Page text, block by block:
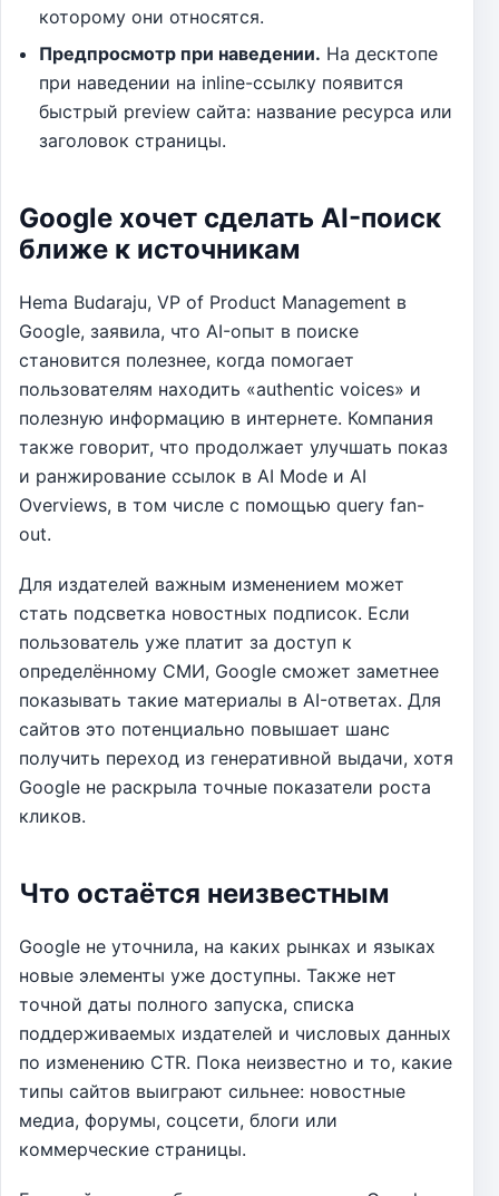
которому они относятся.
Предпросмотр при наведении. На десктопе
при наведении на inline-ссылку появится
быстрый preview сайта: название ресурса или
заголовок страницы.
Google хочет сделать AI-поиск
ближе к источникам
Hema Budaraju, VP of Product Management в
Google, заявила, что AI-опыт в поиске
становится полезнее, когда помогает
пользователям находить «authentic voices» и
полезную информацию в интернете. Компания
также говорит, что продолжает улучшать показ
и ранжирование ссылок в AI Mode и AI
Overviews, в том числе с помощью query fan-
out.
Для издателей важным изменением может
стать подсветка новостных подписок. Если
пользователь уже платит за доступ к
определённому СМИ, Google сможет заметнее
показывать такие материалы в AI-ответах. Для
сайтов это потенциально повышает шанс
получить переход из генеративной выдачи, хотя
Google не раскрыла точные показатели роста
кликов.
Что остаётся неизвестным
Google не уточнила, на каких рынках и языках
новые элементы уже доступны. Также нет
точной даты полного запуска, списка
поддерживаемых издателей и числовых данных
по изменению CTR. Пока неизвестно и то, какие
типы сайтов выиграют сильнее: новостные
медиа, форумы, соцсети, блоги или
коммерческие страницы.